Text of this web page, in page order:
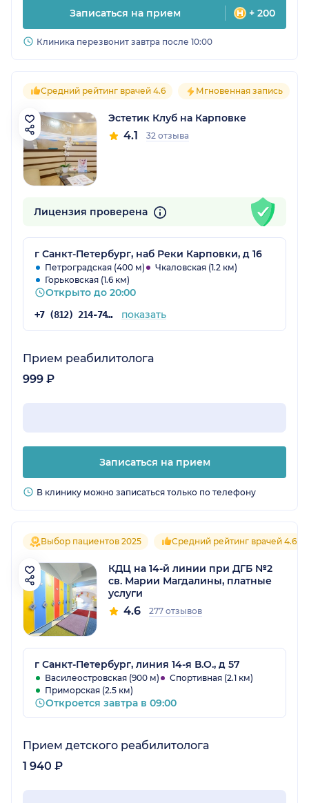
Записаться на прием + 200
Клиника перезвонит завтра после 10:00
Средний рейтинг врачей 4.6 Мгновенная запись
Эстетик Клуб на Карповке
4.1 32 отзыва
Лицензия проверена
г Санкт-Петербург, наб Реки Карповки, д 16
Петроградская (400 м)
Чкаловская (1.2 км)
Горьковская (1.6 км)
Открыто до 20:00
+7 (812) 214-74-02 показать
Прием реабилитолога
999 ₽
Записаться на прием
В клинику можно записаться только по телефону
Выбор пациентов 2025 Средний рейтинг врачей 4.6
КДЦ на 14-й линии при ДГБ №2
св. Марии Магдалины, платные
услуги
4.6 277 отзывов
г Санкт-Петербург, линия 14-я В.О., д 57
Василеостровская (900 м)
Спортивная (2.1 км)
Приморская (2.5 км)
Откроется завтра в 09:00
Прием детского реабилитолога
1 940 ₽